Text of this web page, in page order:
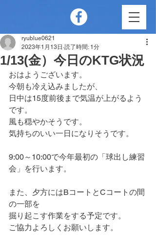
1/13(金）今日のKTG状況
ryublue0621
2023年1月13日 読了時間: 1分
おはようございます。
今朝も冷え込みましたが、
日中は15度前後まで気温が上がるよう
です。
風も穏やかそうです。
気持ちのいい一日になりそうです。
9:00～10:00で今年最初の「球出し練習
会」を行います。
また、夕方にはBコートとCコートの間
の一部を
掘り起こす作業をする予定です。
ご協力よろしくお願いします。